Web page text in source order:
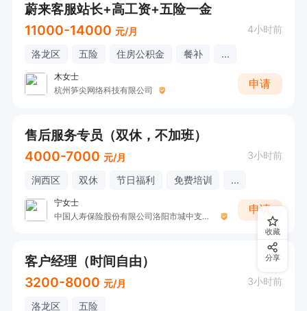
蔚来客服站长+高工资+五险一金
11000-14000 元/月 4小时前
洛龙区 五险 住房公积金 餐补 ...
木女士
杭州笋尖网络科技有限公司
申请
售后服务专员（双休，不加班）
4000-7000 元/月 3小时前
涧西区 双休 节日福利 免费培训 ...
宁女士
中国人寿保险股份有限公司洛阳市城中支公司宁女士
申请
客户经理（时间自由）
3200-8000 元/月 3小时前
洛龙区 五险
收藏
分享